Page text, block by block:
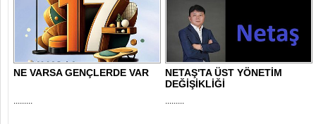
NE VARSA GENÇLERDE VAR
.........
NETAŞ'TA ÜST YÖNETİM
DEĞİŞİKLİĞİ
.........